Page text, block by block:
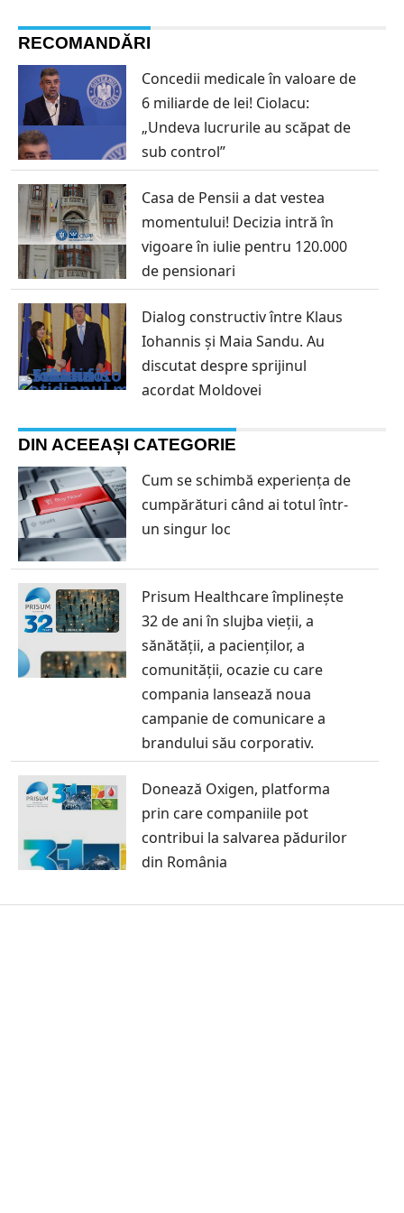
RECOMANDĂRI
Concedii medicale în valoare de
6 miliarde de lei! Ciolacu:
„Undeva lucrurile au scăpat de
sub control”
Casa de Pensii a dat vestea
momentului! Decizia intră în
vigoare în iulie pentru 120.000
de pensionari
Dialog constructiv între Klaus
Iohannis și Maia Sandu. Au
discutat despre sprijinul
acordat Moldovei
DIN ACEEAȘI CATEGORIE
Cum se schimbă experiența de
cumpărături când ai totul într-
un singur loc
Prisum Healthcare împlinește
32 de ani în slujba vieții, a
sănătății, a pacienților, a
comunității, ocazie cu care
compania lansează noua
campanie de comunicare a
brandului său corporativ.
Donează Oxigen, platforma
prin care companiile pot
contribui la salvarea pădurilor
din România